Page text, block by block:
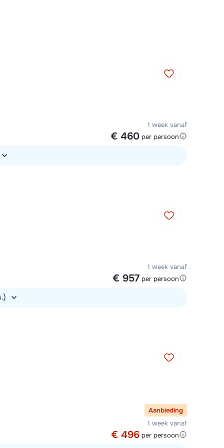
1 week vanaf
€ 460 per persoon
1 week vanaf
€ 957 per persoon
Aanbieding
1 week vanaf
€ 496 per persoon